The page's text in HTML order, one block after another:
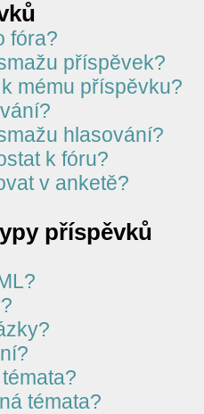
fóra?
příspěvek?
mému příspěvku?
hlasování?
k fóru?
v anketě?
příspěvků
témata?